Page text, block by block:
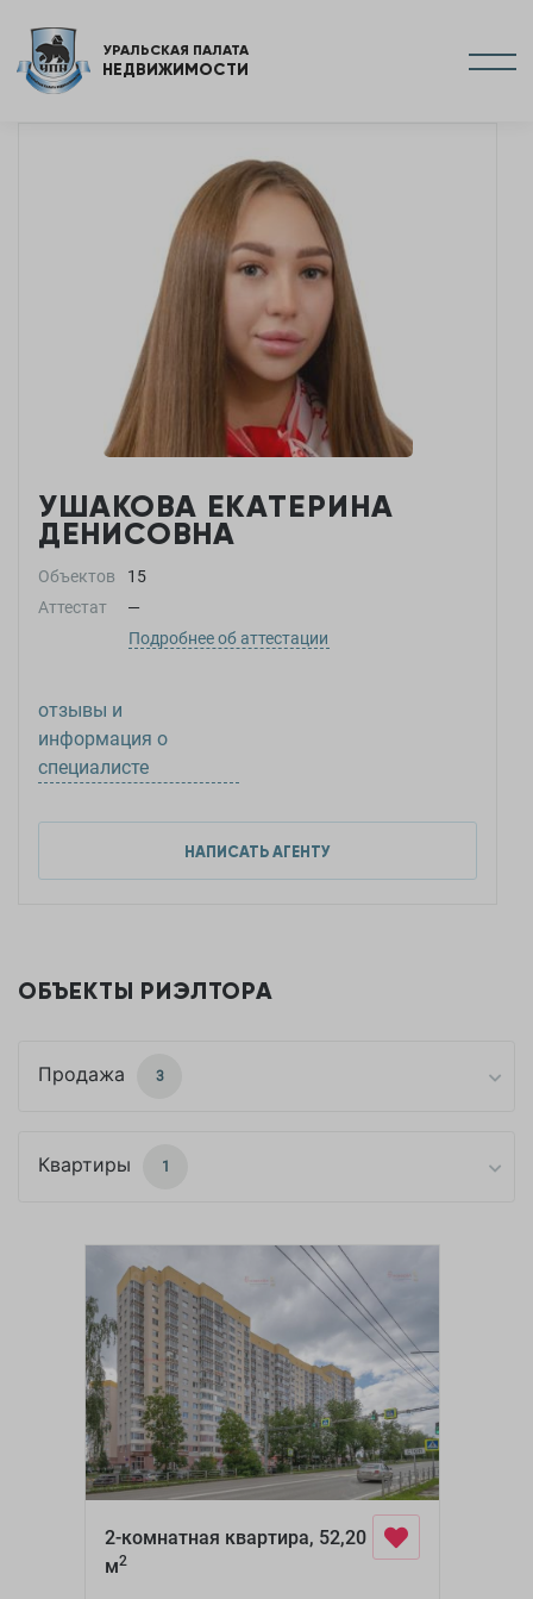
УРАЛЬСКАЯ ПАЛАТА
НЕДВИЖИМОСТИ
УШАКОВА ЕКАТЕРИНА
ДЕНИСОВНА
Объектов
15
Аттестат
—
Подробнее об аттестации
отзывы и
информация о
специалисте
НАПИСАТЬ АГЕНТУ
ОБЪЕКТЫ РИЭЛТОРА
Продажа 3
Квартиры 1
2-комнатная квартира, 52,20
м2